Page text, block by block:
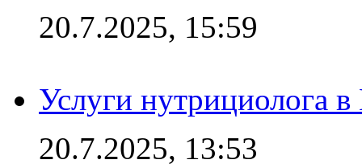
20.7.2025, 15:59
Услуги нутрициолога
20.7.2025, 13:53